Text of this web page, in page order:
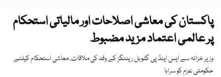
پاکستان کی معاشی اصلاحات اور مالیاتی استحکام
پر عالمی اعتماد مزید مضبوط
وزیر خزانہ سے ایس اینڈ پی گلوبل ریٹنگز کے وفد کی ملاقات، معاشی استحکام کیلئے
حکومتی عزم کو سراہا